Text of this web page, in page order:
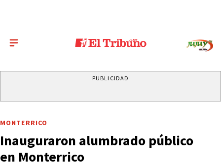
PUBLICIDAD
MONTERRICO
Inauguraron alumbrado público
en Monterrico